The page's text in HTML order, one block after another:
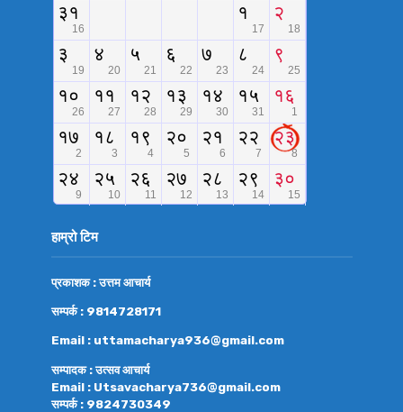
हाम्रो टिम
प्रकाशक : उत्तम आचार्य
सम्पर्क : 9814728171
Email : uttamacharya936@gmail.com
सम्पादक : उत्सव आचार्य
Email : Utsavacharya736@gmail.com
सम्पर्क : 9824730349